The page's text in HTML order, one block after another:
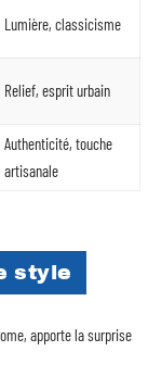
Lumière, classicisme
Relief, esprit urbain
Authenticité, touche
artisanale
style
apporte la surprise